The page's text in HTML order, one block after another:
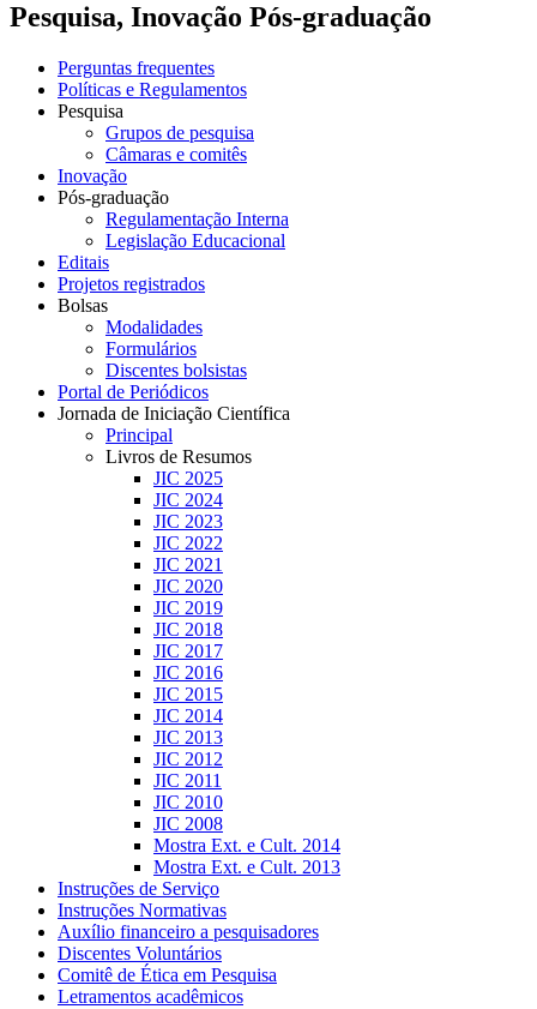
Pesquisa, Inovação Pós-graduação
Perguntas frequentes
Políticas e Regulamentos
Pesquisa
Grupos de pesquisa
Câmaras e comitês
Inovação
Pós-graduação
Regulamentação Interna
Legislação Educacional
Editais
Projetos registrados
Bolsas
Modalidades
Formulários
Discentes bolsistas
Portal de Periódicos
Jornada de Iniciação Científica
Principal
Livros de Resumos
JIC 2025
JIC 2024
JIC 2023
JIC 2022
JIC 2021
JIC 2020
JIC 2019
JIC 2018
JIC 2017
JIC 2016
JIC 2015
JIC 2014
JIC 2013
JIC 2012
JIC 2011
JIC 2010
JIC 2008
Mostra Ext. e Cult. 2014
Mostra Ext. e Cult. 2013
Instruções de Serviço
Instruções Normativas
Auxílio financeiro a pesquisadores
Discentes Voluntários
Comitê de Ética em Pesquisa
Letramentos acadêmicos